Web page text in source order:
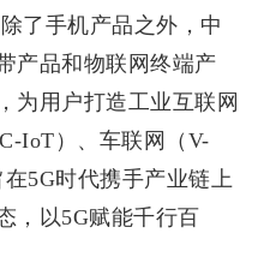
了手机产品之外，中
产品和物联网终端产
为用户打造工业互联网
IoT）、车联网（V-
5G时代携手产业链上
，以5G赋能千行百